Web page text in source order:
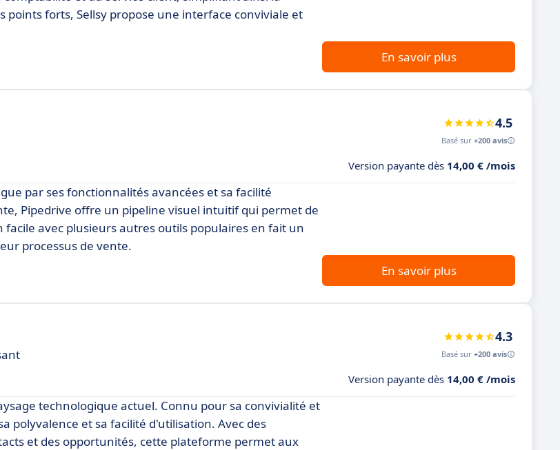
forts, Sellsy propose une interface conviviale et
En savoir plus
4.5
Basé sur +200 avis
Version payante dès 14,00 € /mois
par ses fonctionnalités avancées et sa facilité
Pipedrive offre un pipeline visuel intuitif qui permet de
avec plusieurs autres outils populaires en fait un
processus de vente.
En savoir plus
4.3
Basé sur +200 avis
Version payante dès 14,00 € /mois
technologique actuel. Connu pour sa convivialité et
polyvalence et sa facilité d'utilisation. Avec des
et des opportunités, cette plateforme permet aux